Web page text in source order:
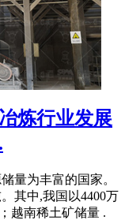
炼行业发展
量为丰富的国家。
其中,我国以4400万
越南稀土矿储量 .